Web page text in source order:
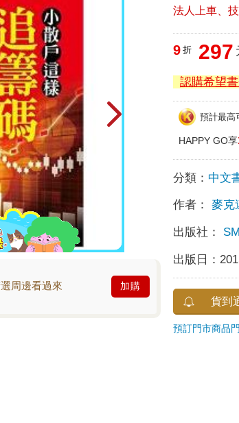
法人上車、
周邊看過來 加購
9 折 297
認購希望
預計最高
HAPPY GO享
分類： 中文
作者： 麥克
出版社：
出版日：
貨到
預訂門市商品